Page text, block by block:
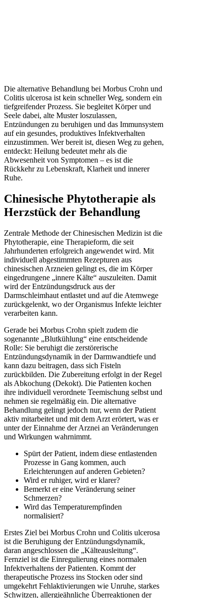
Die alternative Behandlung bei Morbus Crohn und
Colitis ulcerosa ist kein schneller Weg, sondern ein
tiefgreifender Prozess. Sie begleitet Körper und
Seele dabei, alte Muster loszulassen,
Entzündungen zu beruhigen und das Immunsystem
auf ein gesundes, produktives Infektverhalten
einzustimmen. Wer bereit ist, diesen Weg zu gehen,
entdeckt: Heilung bedeutet mehr als die
Abwesenheit von Symptomen – es ist die
Rückkehr zu Lebenskraft, Klarheit und innerer
Ruhe.
Chinesische Phytotherapie als
Herzstück der Behandlung
Zentrale Methode der Chinesischen Medizin ist die
Phytotherapie, eine Therapieform, die seit
Jahrhunderten erfolgreich angewendet wird. Mit
individuell abgestimmten Rezepturen aus
chinesischen Arzneien gelingt es, die im Körper
eingedrungene „innere Kälte“ auszuleiten. Damit
wird der Entzündungsdruck aus der
Darmschleimhaut entlastet und auf die Atemwege
zurückgelenkt, wo der Organismus Infekte leichter
verarbeiten kann.
Gerade bei Morbus Crohn spielt zudem die
sogenannte „Blutkühlung“ eine entscheidende
Rolle: Sie beruhigt die zerstörerische
Entzündungsdynamik in der Darmwandtiefe und
kann dazu beitragen, dass sich Fisteln
zurückbilden. Die Zubereitung erfolgt in der Regel
als Abkochung (Dekokt). Die Patienten kochen
ihre individuell verordnete Teemischung selbst und
nehmen sie regelmäßig ein. Die alternative
Behandlung gelingt jedoch nur, wenn der Patient
aktiv mitarbeitet und mit dem Arzt erörtert, was er
unter der Einnahme der Arznei an Veränderungen
und Wirkungen wahrnimmt.
Spürt der Patient, indem diese entlastenden
Prozesse in Gang kommen, auch
Erleichterungen auf anderen Gebieten?
Wird er ruhiger, wird er klarer?
Bemerkt er eine Veränderung seiner
Schmerzen?
Wird das Temperaturempfinden
normalisiert?
Erstes Ziel bei Morbus Crohn und Colitis ulcerosa
ist die Beruhigung der Entzündungsdynamik,
daran angeschlossen die „Kälteausleitung“.
Fernziel ist die Einregulierung eines normalen
Infektverhaltens der Patienten. Kommt der
therapeutische Prozess ins Stocken oder sind
umgekehrt Fehlaktivierungen wie Unruhe, starkes
Schwitzen, allergieähnliche Überreaktionen der